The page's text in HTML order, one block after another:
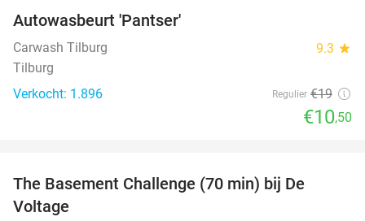
Autowasbeurt 'Pantser'
Carwash Tilburg 9.3 star
Tilburg
Verkocht: 1.896
Regulier €19
€10,50
The Basement Challenge (70 min) bij De
Voltage